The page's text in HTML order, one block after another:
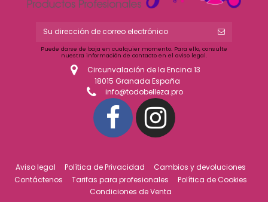
Puede darse de baja en cualquier momento. Para ello, consulte
nuestra información de contacto en el aviso legal.
Circunvalación de la Encina 13
18015 Granada España
info@todobelleza.pro
Aviso legal Política de Privacidad
Cambios y devoluciones
Contáctenos
Tarifas para profesionales
Política de Cookies
Condiciones de Venta